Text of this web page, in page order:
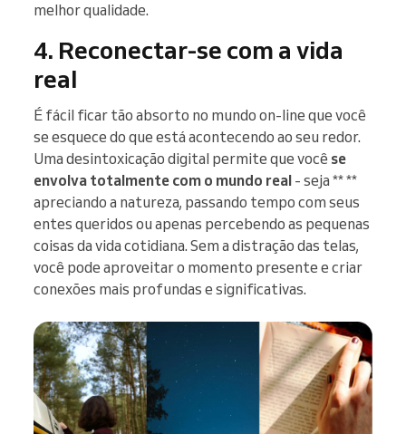
melhor qualidade.
4. Reconectar-se com a vida
real
É fácil ficar tão absorto no mundo on-line que você
se esquece do que está acontecendo ao seu redor.
Uma desintoxicação digital permite que você se
envolva totalmente com o mundo real - seja ** **
apreciando a natureza, passando tempo com seus
entes queridos ou apenas percebendo as pequenas
coisas da vida cotidiana. Sem a distração das telas,
você pode aproveitar o momento presente e criar
conexões mais profundas e significativas.